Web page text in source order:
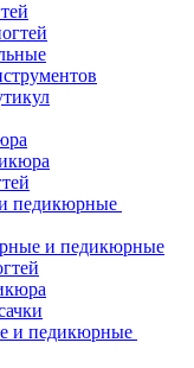
педикюрные
и педикюрные
и педикюрные